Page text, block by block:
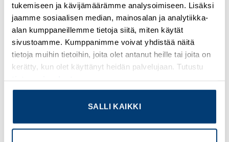
tukemiseen ja kävijämäärämme analysoimiseen. Lisäksi
jaamme sosiaalisen median, mainosalan ja analytiikka-
alan kumppaneillemme tietoja siitä, miten käytät
sivustoamme. Kumppanimme voivat yhdistää näitä
tietoja muihin tietoihin, joita olet antanut heille tai joita on
kerätty, kun olet käyttänyt heidän palvelujaan. Tutustu
SALLI KAIKKI
Osastot:Eaton,Uudet tuotteet
TUTUSTU MYÖS
wishlist
wishlist